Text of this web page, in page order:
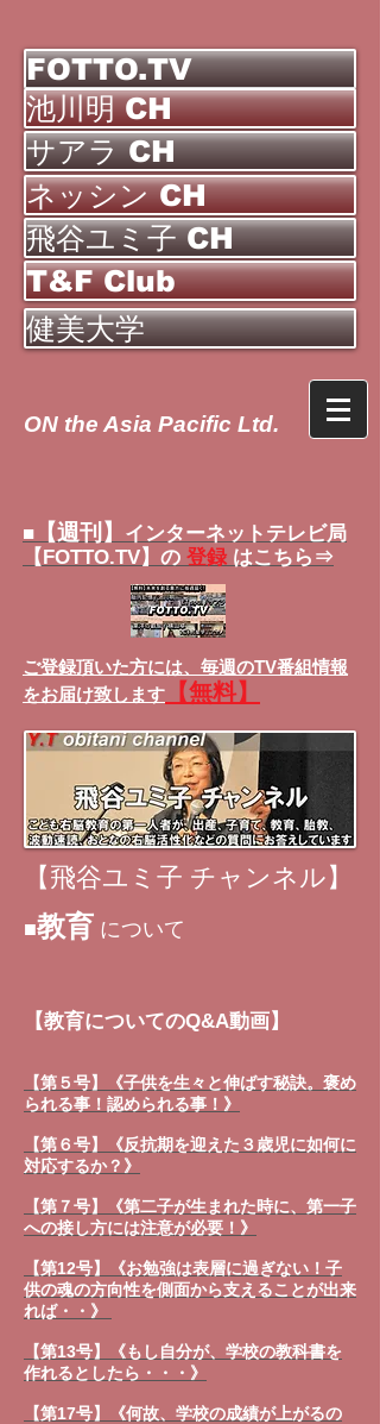
FOTTO.TV
池川明 CH
サアラ CH
ネッシン CH
飛谷ユミ子 CH
T&F Club
健美大学
ON the Asia Pacific Ltd.
■ 【週刊】
インターネットテレビ局
【FOTTO.TV】の 登録 はこちら⇒
ご登録頂いた方には、 毎週のTV番組情報
をお届け致します
【無料】
【飛谷ユミ子 チャンネル】
■教育 について
【教育についてのQ&A動画】
【第５号】《子供を生々と伸ばす秘訣。褒め
られる事！認められる事！》
【第６号】《反抗期を迎えた３歳児に如何に
対応するか？》
【第７号】《第二子が生まれた時に、第一子
への接し方には注意が必要！》
【第12号】《お勉強は表層に過ぎない！子
供の魂の方向性を側面から支えることが出来
れば・・》
【第13号】《もし自分が、学校の教科書を
作れるとしたら・・・》
【第17号】《何故、学校の成績が上がるの